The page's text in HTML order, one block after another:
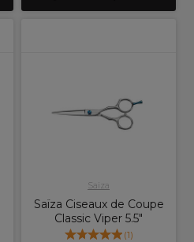
Saiza
Saïza Ciseaux de Coupe
Classic Viper 5.5"
(1)